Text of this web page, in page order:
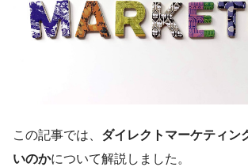
この記事では、 ダイレクトマーケティン
いのかについて解説しました。